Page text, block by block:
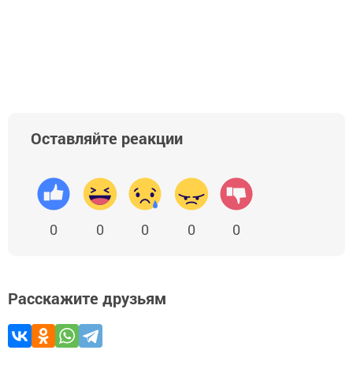
Оставляйте реакции
0 0 0 0 0
Расскажите друзьям